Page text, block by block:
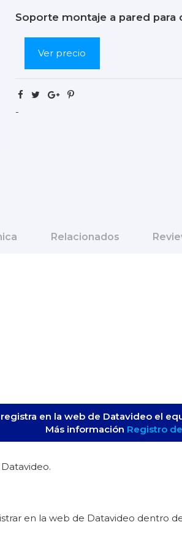
Soporte montaje a pared para
Ver precio
-
Relacionados
en la web de Datavideo el
Más información Registro
en la web de Datavideo dentro